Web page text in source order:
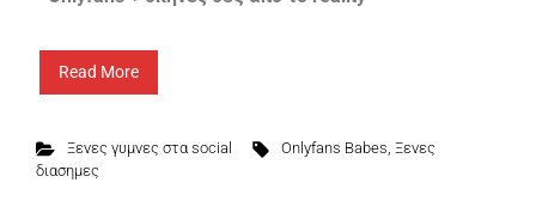
Read More
Ξενες γυμνες στα social Onlyfans Babes,Ξενες
διασημες